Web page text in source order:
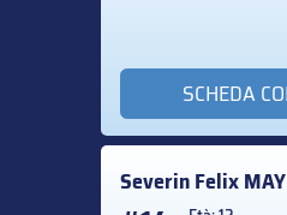
SCHEDA
Severin Felix